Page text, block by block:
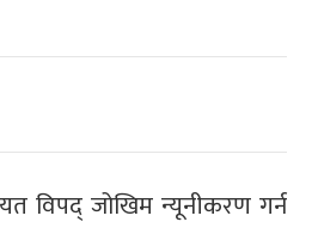
विपद् जोखिम न्यूनीकरण गर्न